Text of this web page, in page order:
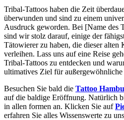
Tribal-Tattoos haben die Zeit
überwunden und sind zu einem
Ausdruck geworden. Bei [Name des
sind wir stolz darauf, einige der
Tätowierer zu haben, die dieser alten
verleihen. Lass uns auf eine Reise
Tribal-Tattoos zu entdecken und
ultimatives Ziel für
Besuchen Sie bald die Tattoo
auf die baldige Eröffnung. Natürlich
in allen formen an. Klicken Sie auf
erfahren Sie alles Wissenswerte zu